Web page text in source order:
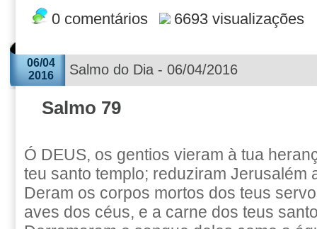
0 comentários 6693 visualizações
06/04
2016
Salmo do Dia - 06/04/2016
Salmo 79
Ó DEUS, os gentios vieram à tua
teu santo templo; reduziram Jerusalém
Deram os corpos mortos dos teus
aves dos céus, e a carne dos teus